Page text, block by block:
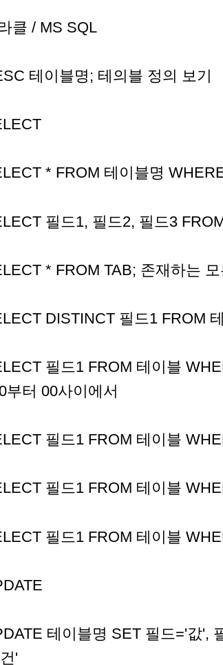
클 / MS SQL
테이블명; 테의블 정의 보기
* FROM 테이블명
필드1, 필드2, 필드3
* FROM TAB; 존재하는
DISTINCT 필드1 FROM
필드1 FROM 테이블
부터 00사이에서
필드1 FROM 테이블
필드1 FROM 테이블
필드1 FROM 테이블
테이블명 SET 필드='값',
'